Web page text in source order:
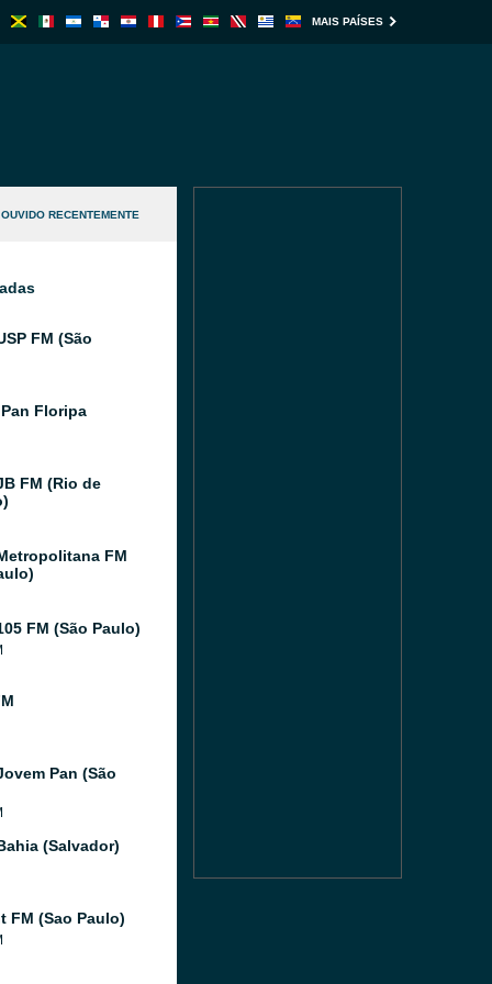
MAIS PAÍSES
OUVIDO RECENTEMENTE
FM (São
Floripa
FM (Rio de
FM
FM (São Paulo)
Pan (São
(Salvador)
FM (Sao Paulo)